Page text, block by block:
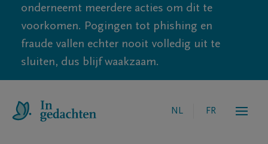
onderneemt meerdere acties om dit te
voorkomen. Pogingen tot phishing en
fraude vallen echter nooit volledig uit te
sluiten, dus blijf waakzaam.
NL FR